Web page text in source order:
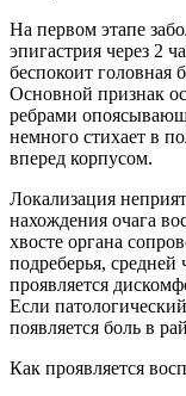
На первом этапе
эпигастрия через 2
беспокоит головная
Основной признак
ребрами
немного стихает в
вперед корпусом.
Локализация
нахождения очага
хвосте органа
подреберья,
проявляется
Если
появляется боль в
Как проявляется